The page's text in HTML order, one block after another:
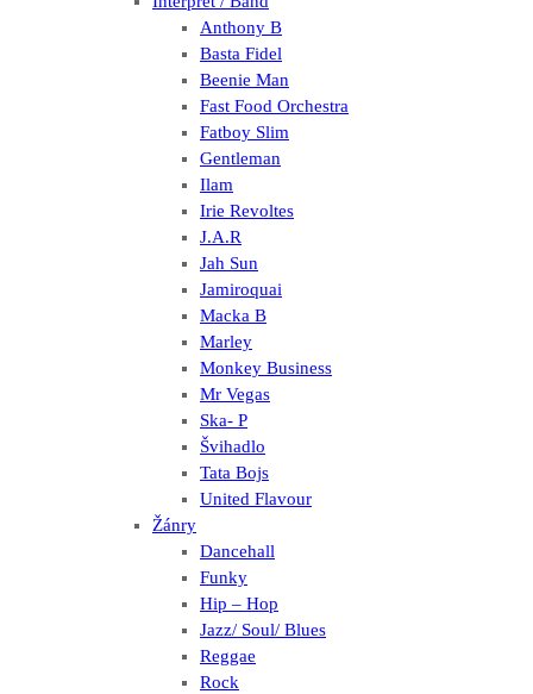
Anthony B
Basta Fidel
Beenie Man
Fast Food Orchestra
Fatboy Slim
Gentleman
Ilam
Irie Revoltes
J.A.R
Jah Sun
Jamiroquai
Macka B
Marley
Monkey Business
Mr Vegas
Ska- P
Švihadlo
Tata Bojs
United Flavour
Žánry
Dancehall
Funky
Hip – Hop
Jazz/ Soul/ Blues
Reggae
Rock